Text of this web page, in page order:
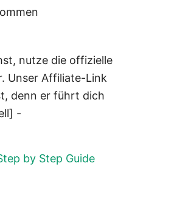
nutze die offizielle
Unser Affiliate-Link
denn er führt dich
-
by Step Guide